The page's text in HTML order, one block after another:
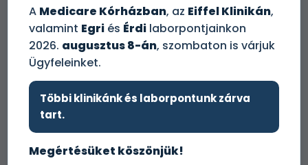
A Medicare Kórházban, az Eiffel Klinikán,
valamint Egri és Érdi laborpontjainkon
2026. augusztus 8-án, szombaton is várjuk
Ügyfeleinket.
Többi klinikánk és laborpontunk zárva
tart.
Megértésüket köszönjük!